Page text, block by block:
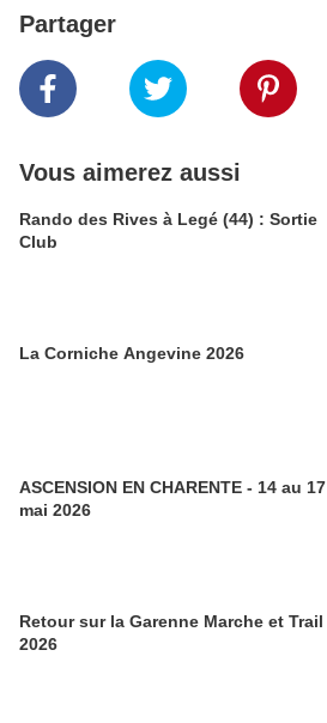
Partager
Vous aimerez aussi
Rando des Rives à Legé (44) : Sortie
Club
La Corniche Angevine 2026
ASCENSION EN CHARENTE - 14 au 17
mai 2026
Retour sur la Garenne Marche et Trail
2026